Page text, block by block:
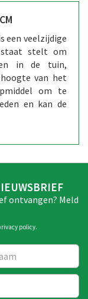
een veelzijdige
stelt om
in de tuin,
van het
om te
en kan de
ontvangen? Meld
policy.